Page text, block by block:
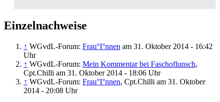
Einzelnachweise
↑ WGvdL-Forum: Frau°I°nnen am 31. Oktober 2014 - 16:42
Uhr
↑ WGvdL-Forum: Mein Kommentar bei Faschoflunsch,
Cpt.Chilli am 31. Oktober 2014 - 18:06 Uhr
↑ WGvdL-Forum: Frau°I°nnen, Cpt.Chilli am 31. Oktober
2014 - 20:08 Uhr